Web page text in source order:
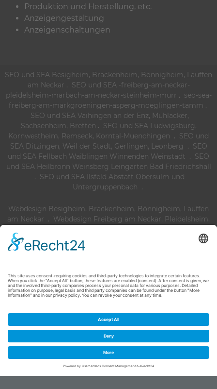
Produktion und Herstellung, etc.
Anzeigengestaltung
Anzeigenschaltungen
SEO und SEA Besigheim, Brackenheim, Bönnigheim, Lauffen
am Neckar . SEO und SEA -freiberg-am-neckar-
pleidelsheim-marbach-am-neckar-steinheim-murr . seo-sea-
freiberg-am-markgroeningen-asperg-moeglingen-tamm .
SEO und SEA Vaihingen an der Enz, Mühlacker,
Sachsenheim, Bretten . SEO und SEA Ludwigsburg,
Kornwestheim, Remseck, Korntal-Muenchingen . SEO und
SEA Ditzingen, Weil der Stadt, Gerlingen, Leonberg . SEO
und SEA Fellbach Waiblingen Winnenden Weinstadt . SEO
und SEA Heilbronn Weinsberg Leingarten Bad Friedrichshall
. SEO und SEA Ilsfeld Abstatt Obersulm und
Untergruppenbach .
Webdesign Besigheim, Brackenheim, Bönnigheim, Lauffen
am Neckar . Webdesign Freiberg am Neckar, Pleidelsheim,
Asperg, Moeglingen, Markgroeningen
Webdesign Agentur,
Vaihingen an der Enz Mühlacker, Sachsenheim, Bretten
im Dorf Gerlingen, Leonberg.Webdesign Agentur, Fellbach
Waiblingen Winnenden Weinstadt.Webdesign Agentur
Heilbronn Weinsberg Leingarten Bad Friedrichshall
Untergruppenbach
Suchmaschinenoptimierung Heilbronn.
Suchmaschinenoptimierung Ludwigsburg